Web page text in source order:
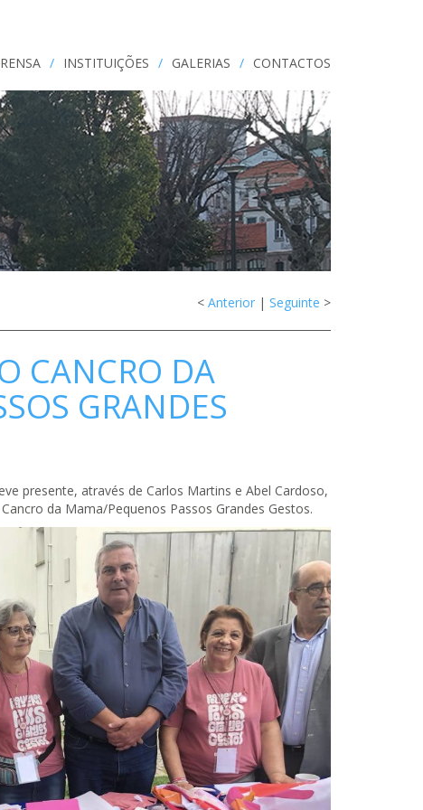
/ INSTITUIÇÕES / GALERIAS / CONTACTOS
< Anterior | Seguinte >
CANCRO DA
GRANDES
presente, através de Carlos Martins e Abel Cardoso,
da Mama/Pequenos Passos Grandes Gestos.